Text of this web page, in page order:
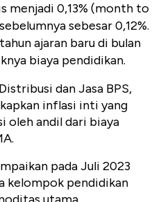
menjadi 0,13% (month to
sebesar 0,12%.
ajaran baru di bulan
biaya pendidikan.
dan Jasa BPS,
inflasi inti yang
oleh andil dari biaya
pada Juli 2023
kelompok pendidikan